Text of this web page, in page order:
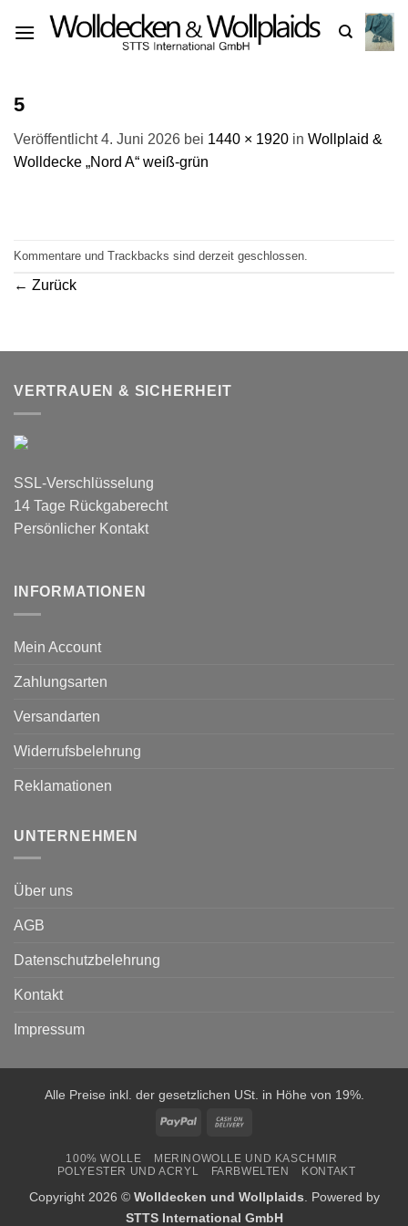
Inhalt
5
Veröffentlicht4. Juni 2026 bei 1440 × 1920 in Wollplaid &
Wolldecke „Nord A“ weiß-grün
Kommentare und Trackbacks sind derzeit geschlossen.
← Zurück
VERTRAUEN & SICHERHEIT
SSL-Verschlüsselung
14 Tage Rückgaberecht
Persönlicher Kontakt
INFORMATIONEN
Mein Account
Zahlungsarten
Versandarten
Widerrufsbelehrung
Reklamationen
UNTERNEHMEN
Über uns
AGB
Datenschutzbelehrung
Kontakt
Impressum
Alle Preise inkl. der gesetzlichen USt. in Höhe von 19%.
PayPal
Delivery
100% WOLLE
MERINOWOLLE UND KASCHMIR
POLYESTER UND ACRYL
FARBWELTEN KONTAKT
Copyright 2026 © Wolldecken und Wollplaids. Powered by
STTS International GmbH